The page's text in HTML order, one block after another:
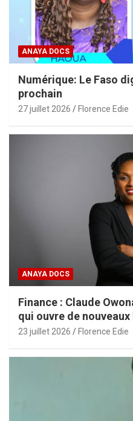
ANAYA DOCS
Numérique: Le Faso
prochain
27 juillet 2026 Florence Edie
ANAYA DOCS
Finance : Claude
qui ouvre de
aux PME africaines
23 juillet 2026 Florence Edie